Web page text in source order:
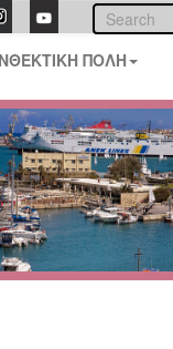
ΠΟΛΗ